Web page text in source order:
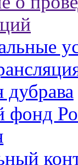
дубрава
фонд